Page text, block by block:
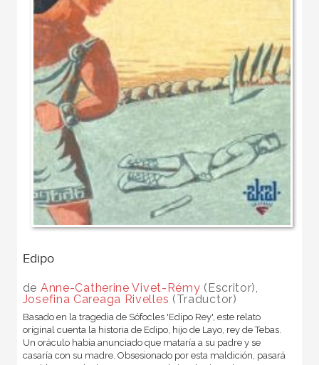
Edipo
de Anne-Catherine Vivet-Rémy (Escritor),
Josefina Careaga Rivelles (Traductor)
Basado en la tragedia de Sófocles 'Edipo Rey', este relato
original cuenta la historia de Edipo, hijo de Layo, rey de Tebas.
Un oráculo había anunciado que mataría a su padre y se
casaría con su madre. Obsesionado por esta maldición, pasará